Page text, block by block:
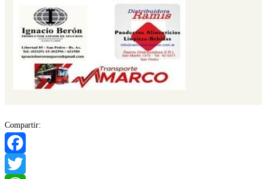
Compartir:
Facebook